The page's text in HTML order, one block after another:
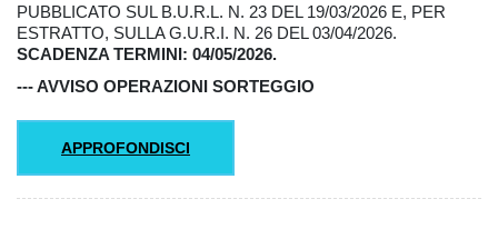
PUBBLICATO SUL B.U.R.L. N. 23 DEL 19/03/2026 E, PER
ESTRATTO, SULLA G.U.R.I. N. 26 DEL 03/04/2026.
SCADENZA TERMINI: 04/05/2026.
--- AVVISO OPERAZIONI SORTEGGIO
APPROFONDISCI